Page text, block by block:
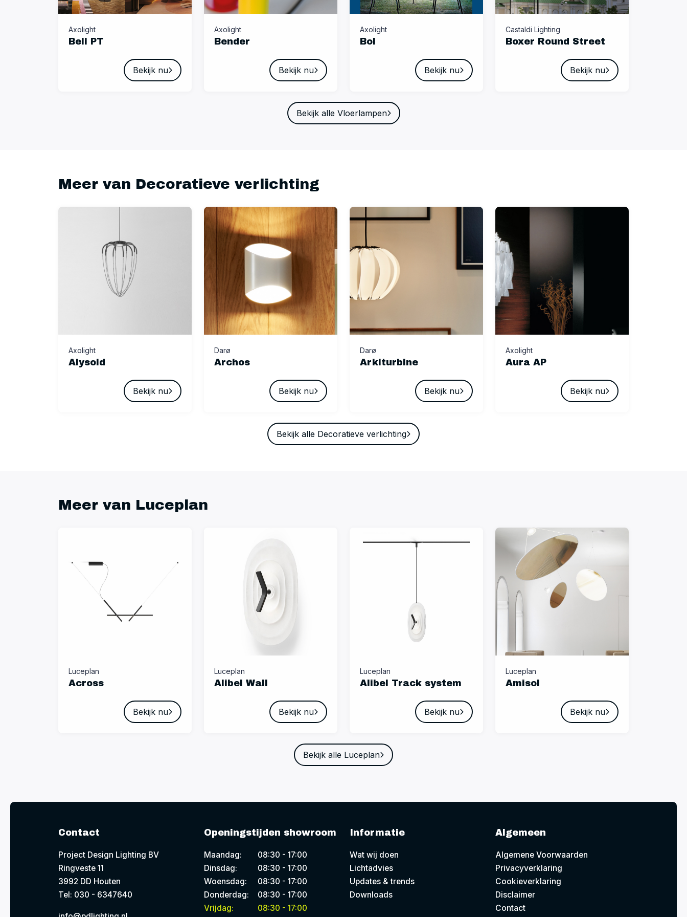
Axolight
Bell PT
Bekijk nu
Axolight
Bender
Bekijk nu
Axolight
Bol
Bekijk nu
Castaldi Lighting
Boxer Round Street
Bekijk nu
Bekijk alle Vloerlampen
Meer van Decoratieve verlichting
Axolight
Alysoid
Bekijk nu
Darø
Archos
Bekijk nu
Darø
Arkiturbine
Bekijk nu
Axolight
Aura AP
Bekijk nu
Bekijk alle Decoratieve verlichting
Meer van Luceplan
Luceplan
Across
Bekijk nu
Luceplan
Alibel Wall
Bekijk nu
Luceplan
Alibel Track system
Bekijk nu
Luceplan
Amisol
Bekijk nu
Bekijk alle Luceplan
Contact
Project Design Lighting BV
Ringveste 11
3992 DD Houten
Tel: 030 - 6347640
Openingstijden showroom
Maandag:
08:30 - 17:00
Dinsdag:
08:30 - 17:00
Woensdag:
08:30 - 17:00
Donderdag:
08:30 - 17:00
Vrijdag:
08:30 - 17:00
Informatie
Wat wij doen
Lichtadvies
Updates & trends
Downloads
Algemeen
Algemene Voorwaarden
Privacyverklaring
Cookieverklaring
Disclaimer
Contact